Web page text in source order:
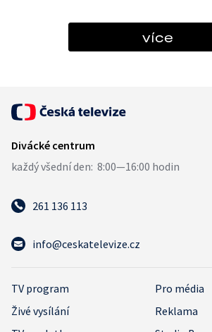
více
261 136 113
info@ceskatelevize.cz
TV program
Pro média
Živé vysílání
Reklama